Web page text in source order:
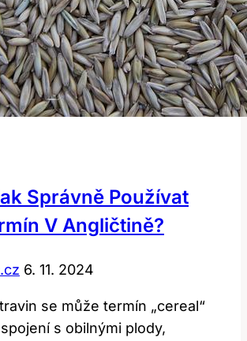
Správně Používat
V Angličtině?
6. 11. 2024
se může termín „cereal“
s obilnými plody,